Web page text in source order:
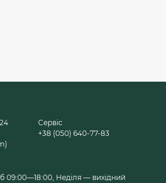
Сервіс
+38 (050) 640-77-83
09:00—18:00, Неділя — вихідний